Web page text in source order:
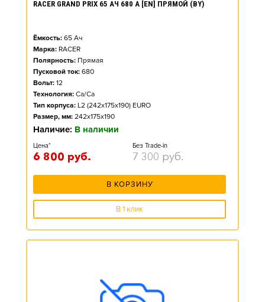
RACER GRAND PRIX 65 АЧ 680 А [EN] ПРЯМОЙ (BY)
Ёмкость: 65 Ач
Марка: RACER
Полярность: Прямая
Пусковой ток: 680
Вольт: 12
Технология: Ca/Ca
Тип корпуса: L2 (242x175x190) EURO
Размер, мм: 242x175x190
Наличие: В наличии
Цена*
6 800 руб.
Без Trade-in
7 300 руб.
В КОРЗИНУ
В 1 клик